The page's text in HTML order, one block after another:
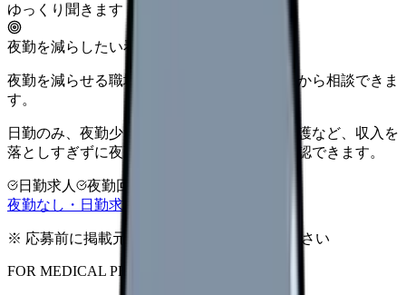
ゆっくり聞きます
夜勤を減らしたい看護師さんへ
夜勤を減らせる職場タイプを、先に整理してから相談できま
す。
日勤のみ、夜勤少なめ、クリニック、訪問看護など、収入を
落としすぎずに夜勤負担を下げる選択肢を確認できます。
日勤求人 夜勤回数を相談
夜勤なし・日勤求人の探し方を見る
※ 応募前に掲載元の最新情報を確認してください
FOR MEDICAL PROVIDERS